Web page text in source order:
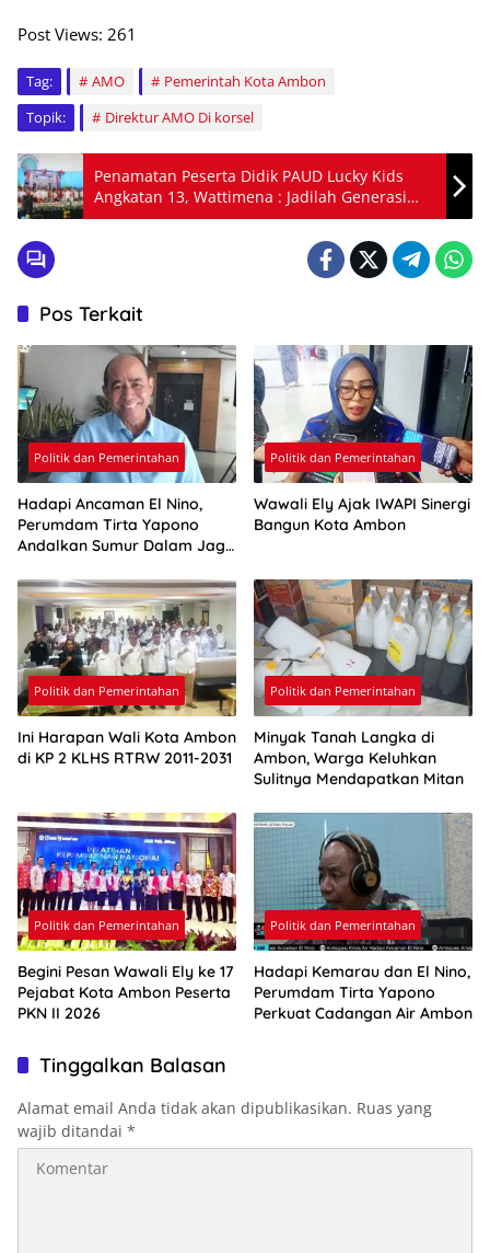
Post Views: 261
Tag: AMO
Pemerintah Kota Ambon
Topik:
Direktur AMO Di korsel
Penamatan Peserta Didik PAUD Lucky Kids
Angkatan 13, Wattimena : Jadilah Generasi
Emas
Pos Terkait
Politik dan Pemerintahan
Hadapi Ancaman El Nino,
Perumdam Tirta Yapono
Andalkan Sumur Dalam Jaga
Politik dan Pemerintahan
Wawali Ely Ajak IWAPI Sinergi
Bangun Kota Ambon
Politik dan Pemerintahan
Ini Harapan Wali Kota Ambon
di KP 2 KLHS RTRW 2011-2031
Politik dan Pemerintahan
Minyak Tanah Langka di
Ambon, Warga Keluhkan
Sulitnya Mendapatkan Mitan
Politik dan Pemerintahan
Begini Pesan Wawali Ely ke 17
Pejabat Kota Ambon Peserta
PKN II 2026
Politik dan Pemerintahan
Hadapi Kemarau dan El Nino,
Perumdam Tirta Yapono
Perkuat Cadangan Air Ambon
Tinggalkan Balasan
Alamat email Anda tidak akan dipublikasikan. Ruas yang
wajib ditandai *